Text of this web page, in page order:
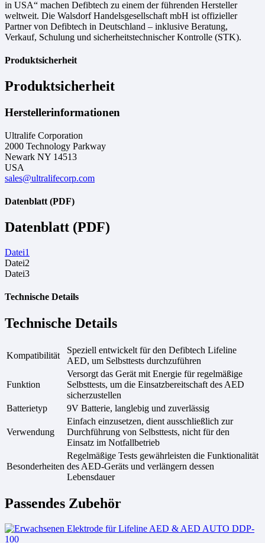
in USA“ machen Defibtech zu einem der führenden Hersteller
weltweit. Die Walsdorf Handelsgesellschaft mbH ist offizieller
Partner von Defibtech in Deutschland – inklusive Beratung,
Verkauf, Schulung und sicherheitstechnischer Kontrolle (STK).
Produktsicherheit
Produktsicherheit
Herstellerinformationen
Ultralife Corporation
2000 Technology Parkway
Newark NY 14513
USA
sales@ultralifecorp.com
Datenblatt (PDF)
Datenblatt (PDF)
Datei1
Datei2
Datei3
Technische Details
Technische Details
Kompatibilität
Speziell entwickelt für den Defibtech Lifeline
AED, um Selbsttests durchzuführen
Funktion
Versorgt das Gerät mit Energie für regelmäßige
Selbsttests, um die Einsatzbereitschaft des AED
sicherzustellen
Batterietyp
9V Batterie, langlebig und zuverlässig
Verwendung
Einfach einzusetzen, dient ausschließlich zur
Durchführung von Selbsttests, nicht für den
Einsatz im Notfallbetrieb
Besonderheiten
Regelmäßige Tests gewährleisten die Funktionalität
des AED-Geräts und verlängern dessen
Lebensdauer
Passendes Zubehör